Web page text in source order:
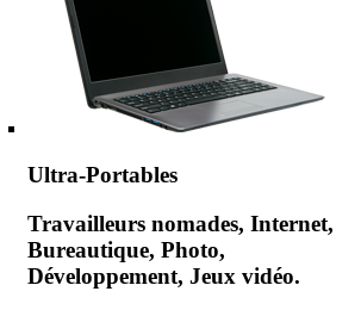
Ultra-Portables
Travailleurs nomades, Internet,
Bureautique, Photo,
Développement, Jeux vidéo.